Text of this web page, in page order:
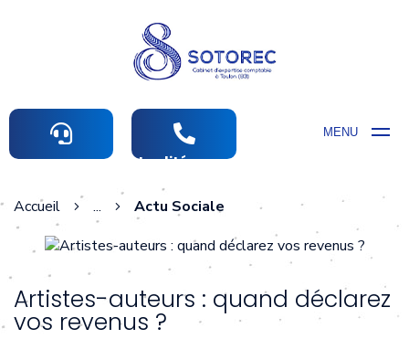
MENU
Actualités comptables
Accueil ... Actu Sociale
Artistes-auteurs : quand déclarez
vos revenus ?